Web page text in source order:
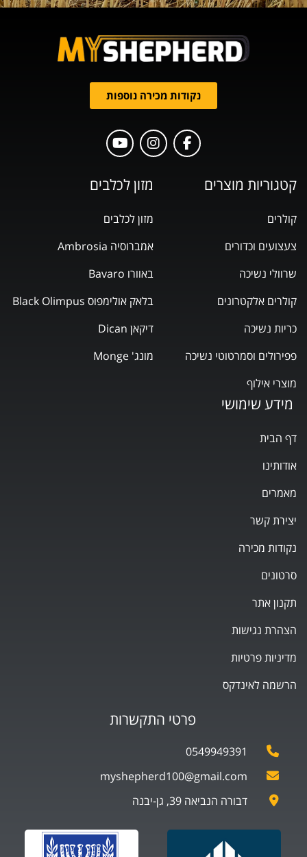
פרטי התקשרות
0549949391
myshepherd100@gmail.com
דבורה הנביאה 39, גן-יבנה
מידע שימושי
דף הבית
אודותינו
מאמרים
יצירת קשר
נקודות מכירה
סרטונים
תקנון אתר
הצהרת נגישות
מדיניות פרטיות
הרשמה לאינדקס
מזון לכלבים
מזון לכלבים
אמברוסיה Ambrosia
באוורו Bavaro
בלאק אולימפוס Black Olimpus
דיקאן Dican
מונג' Monge
קטגוריות מוצרים
קולרים
צעצועים וכדורים
שרוולי נשיכה
קולרים אלקטרונים
כריות נשיכה
פפירולים וסמרטוטי נשיכה
מוצרי אילוף
נקודות מכירה נוספות